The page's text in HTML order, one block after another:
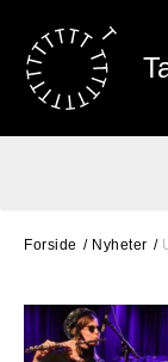
Forside Nyheter